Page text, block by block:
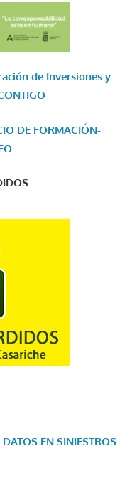
de Inversiones y
DE FORMACIÓN-
EN SINIESTROS